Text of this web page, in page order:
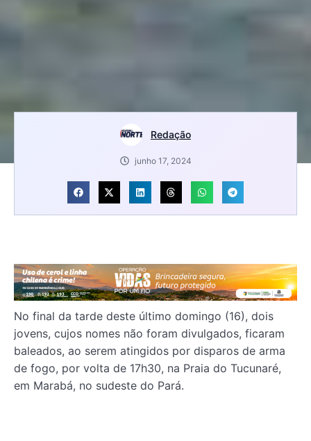
Redação
junho 17, 2024
No final da tarde deste último domingo (16), dois
jovens, cujos nomes não foram divulgados, ficaram
baleados, ao serem atingidos por disparos de arma
de fogo, por volta de 17h30, na Praia do Tucunaré,
em Marabá, no sudeste do Pará.